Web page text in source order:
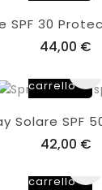
SPF 30
44,00 €
Aggiungi
carrello
Solare SPF
42,00 €
Aggiungi
carrello